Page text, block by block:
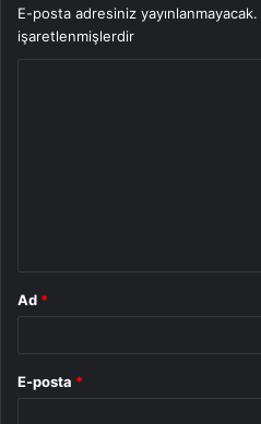
E-posta adresiniz yayınlanmayacak.
işaretlenmişlerdir
Ad *
E-posta *